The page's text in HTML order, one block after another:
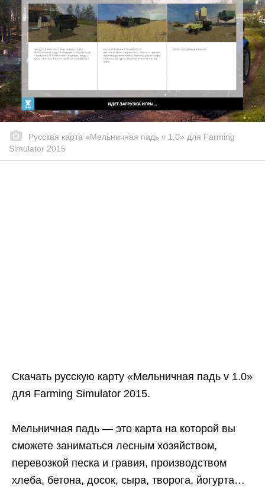
Русская карта «Мельничная падь v 1.0» для Farming
Simulator 2015
Скачать русскую карту «Мельничная падь v 1.0»
для Farming Simulator 2015.
Мельничная падь — это карта на которой вы
сможете заниматься лесным хозяйством,
перевозкой песка и гравия, производством
хлеба, бетона, досок, сыра, творога, йогурта…